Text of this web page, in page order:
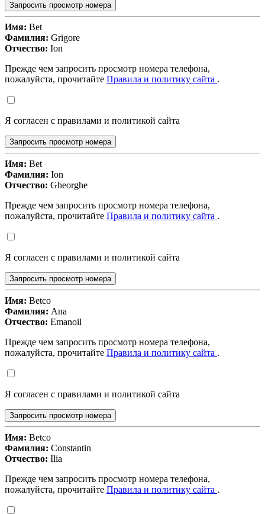
Запросить просмотр номера
Имя: Bet
Фамилия: Grigore
Отчество: Ion
Прежде чем запросить просмотр номера телефона,
пожалуйста, прочитайте Правила и политику сайта .
Я согласен с правилами и политикой сайта
Запросить просмотр номера
Имя: Bet
Фамилия: Ion
Отчество: Gheorghe
Прежде чем запросить просмотр номера телефона,
пожалуйста, прочитайте Правила и политику сайта .
Я согласен с правилами и политикой сайта
Запросить просмотр номера
Имя: Betco
Фамилия: Ana
Отчество: Emanoil
Прежде чем запросить просмотр номера телефона,
пожалуйста, прочитайте Правила и политику сайта .
Я согласен с правилами и политикой сайта
Запросить просмотр номера
Имя: Betco
Фамилия: Constantin
Отчество: Ilia
Прежде чем запросить просмотр номера телефона,
пожалуйста, прочитайте Правила и политику сайта .